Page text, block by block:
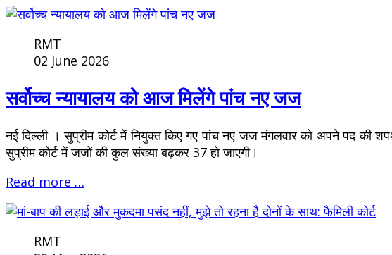
RMT
02 June 2026
सर्वोच्च न्यायालय को आज मिलेंगे पांच नए जज
नई दिल्ली । सुप्रीम कोर्ट में नियुक्त किए गए पांच नए जज मंगलवार को अपने पद की
सुप्रीम कोर्ट में जजों की कुल संख्या बढ़कर 37 हो जाएगी।
Read more …
RMT